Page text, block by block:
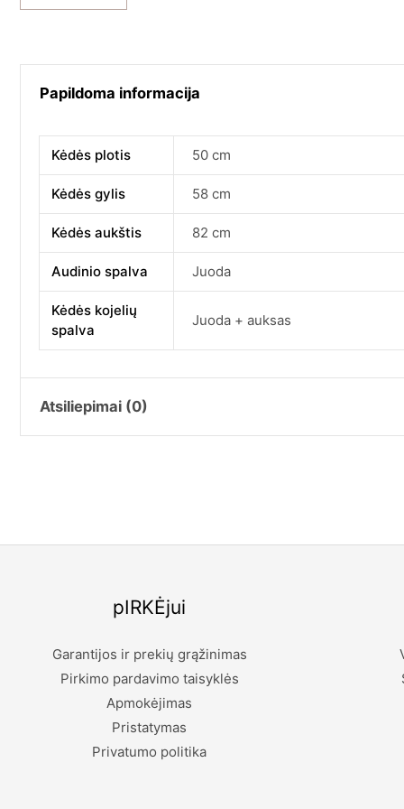
Papildoma informacija
Kėdės plotis 50 cm
Kėdės gylis 58 cm
Kėdės aukštis 82 cm
Audinio spalva Juoda
Kėdės kojelių
spalva
Juoda + auksas
Atsiliepimai (0)
pIRKĖjui
Garantijos ir prekių grąžinimas
Pirkimo pardavimo taisyklės
Apmokėjimas
Pristatymas
Privatumo politika